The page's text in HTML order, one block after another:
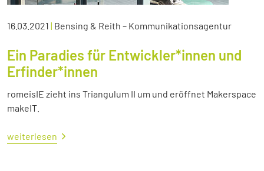
16.03.2021 | Bensing & Reith – Kommunikationsagentur
Ein Paradies für Entwickler*innen und
Erfinder*innen
romeisIE zieht ins Triangulum II um und eröffnet Makerspace
makeIT.
weiterlesen